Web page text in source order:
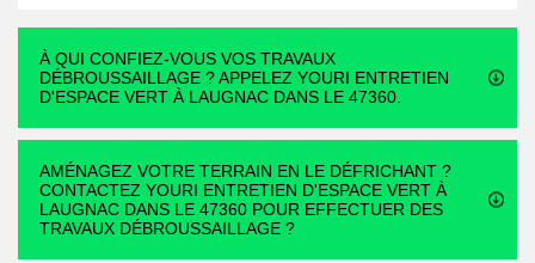
À QUI CONFIEZ-VOUS VOS TRAVAUX
DÉBROUSSAILLAGE ? APPELEZ YOURI ENTRETIEN
D'ESPACE VERT À LAUGNAC DANS LE 47360.
AMÉNAGEZ VOTRE TERRAIN EN LE DÉFRICHANT ?
CONTACTEZ YOURI ENTRETIEN D'ESPACE VERT À
LAUGNAC DANS LE 47360 POUR EFFECTUER DES
TRAVAUX DÉBROUSSAILLAGE ?